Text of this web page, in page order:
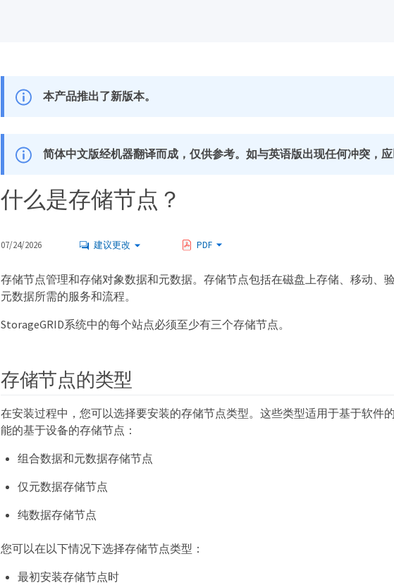
本产品推出了新版本。
简体中文版经机器翻译而成，仅供参考。如与英语版出现任何冲突，应
什么是存储节点？
07/24/2026 建议更改 PDF
存储节点管理和存储对象数据和元数据。存储节点包括在磁盘上存储、移动、
元数据所需的服务和流程。
StorageGRID系统中的每个站点必须至少有三个存储节点。
存储节点的类型
在安装过程中，您可以选择要安装的存储节点类型。这些类型适用于基于软件
能的基于设备的存储节点：
组合数据和元数据存储节点
仅元数据存储节点
纯数据存储节点
您可以在以下情况下选择存储节点类型：
最初安装存储节点时